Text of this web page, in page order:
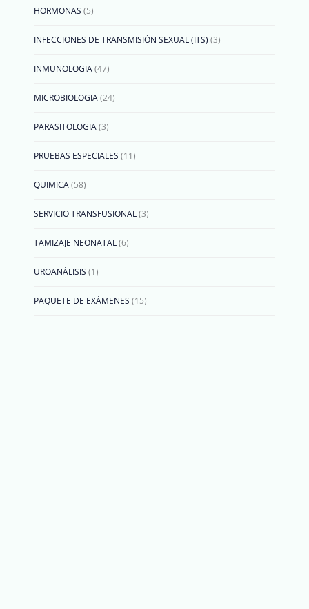
HORMONAS 5
INFECCIONES DE TRANSMISIÓN SEXUAL (ITS) 3
INMUNOLOGIA 47
MICROBIOLOGIA 24
PARASITOLOGIA 3
PRUEBAS ESPECIALES 11
QUIMICA 58
SERVICIO TRANSFUSIONAL 3
TAMIZAJE NEONATAL 6
UROANÁLISIS 1
PAQUETE DE EXÁMENES 15